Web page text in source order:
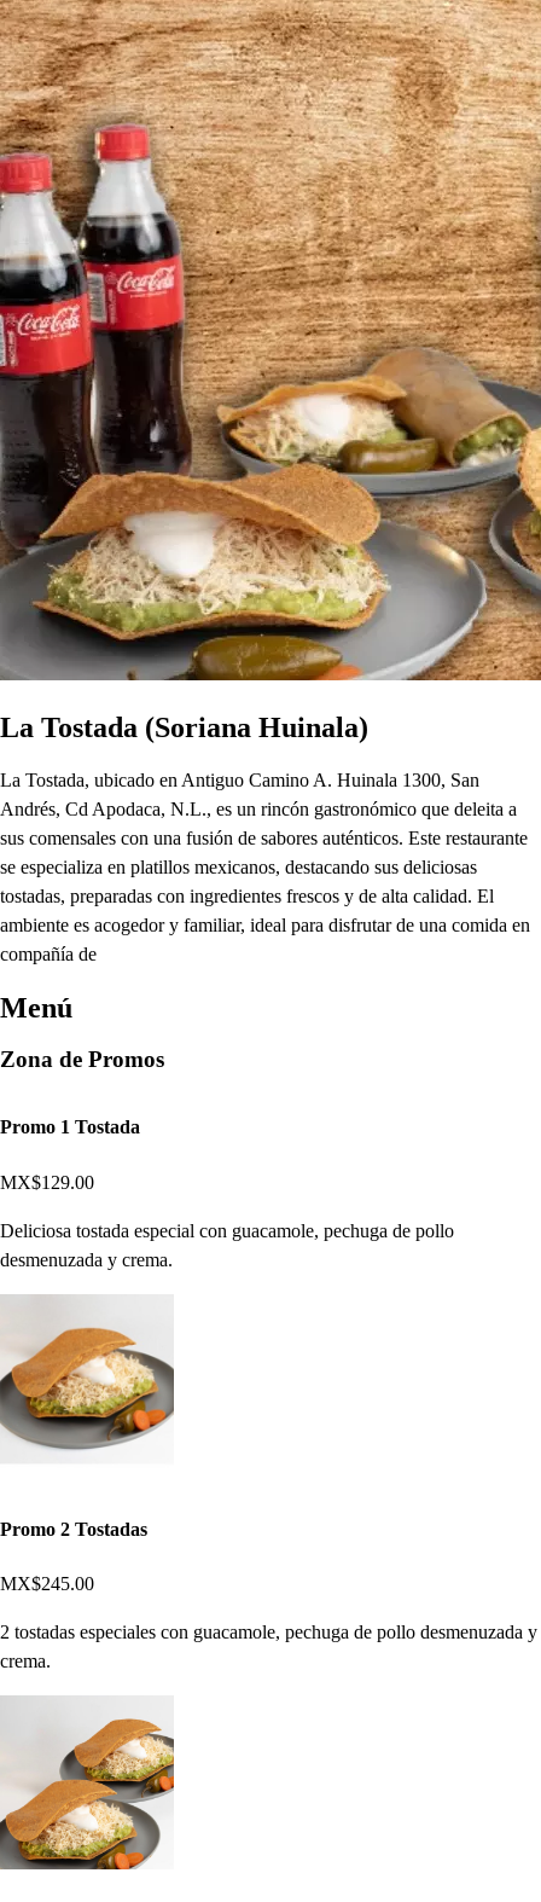
La Tostada (Soriana Huinala)
La Tostada, ubicado en Antiguo Camino A. Huinala 1300, San
Andrés, Cd Apodaca, N.L., es un rincón gastronómico que deleita a
sus comensales con una fusión de sabores auténticos. Este restaurante
se especializa en platillos mexicanos, destacando sus deliciosas
tostadas, preparadas con ingredientes frescos y de alta calidad. El
ambiente es acogedor y familiar, ideal para disfrutar de una comida en
compañía de
Menú
Zona de Promos
Promo 1 Tostada
MX$129.00
Deliciosa tostada especial con guacamole, pechuga de pollo
desmenuzada y crema.
Promo 2 Tostadas
MX$245.00
2 tostadas especiales con guacamole, pechuga de pollo desmenuzada y
crema.